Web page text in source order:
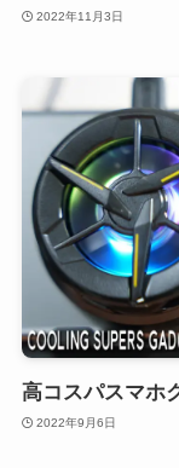
2022年11月3日
高コスパスマホ
2022年9月6日